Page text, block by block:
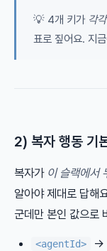
💡 4개 키가 각
표로 짚어요. 지
2) 복자 행동 기
복자가 이 슬랙에서
알아야 제대로 답해
군데만 본인 값으로
<agentId> →